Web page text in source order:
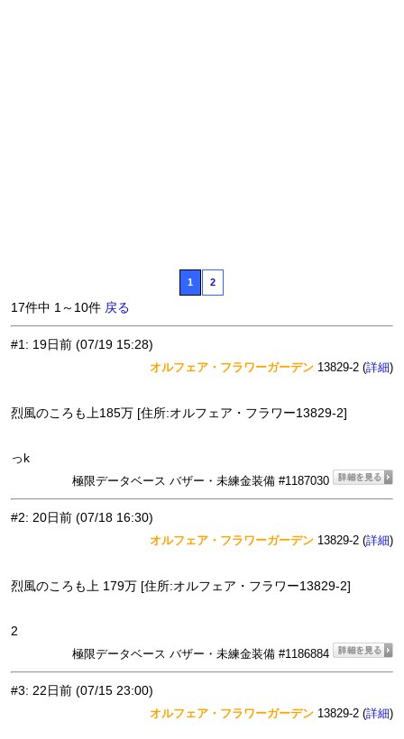
1 2
17件中 1～10件 戻る
#1: 19日前 (07/19 15:28)
オルフェア・フラワーガーデン 13829-2 (詳細)
烈風のころも上185万 [住所:オルフェア・フラワー13829-2]
っk
極限データベース バザー・未練金装備 #1187030
#2: 20日前 (07/18 16:30)
オルフェア・フラワーガーデン 13829-2 (詳細)
烈風のころも上 179万 [住所:オルフェア・フラワー13829-2]
2
極限データベース バザー・未練金装備 #1186884
#3: 22日前 (07/15 23:00)
オルフェア・フラワーガーデン 13829-2 (詳細)